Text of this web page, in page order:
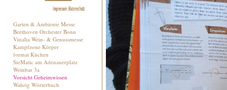
Garten & Ambiente Messe
Beethoven Orchester Bonn
Vinalia Wein- & Genussmesse
Kampfzone Körper
format Küchen
SieMatic am Adenauerplatz
Weinbar 3a
Vorsicht Geheimwissen
Wahrig Wörterbuch